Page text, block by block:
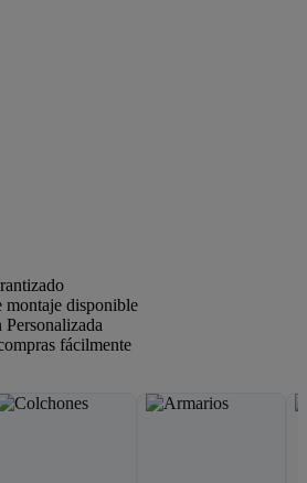
montaje disponible
fácilmente